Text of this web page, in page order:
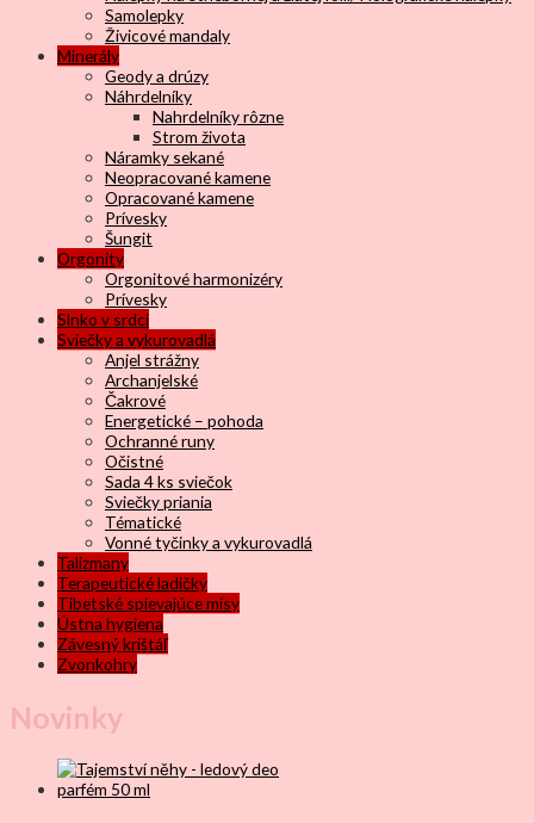
Samolepky
Živicové mandaly
Minerály
Geody a drúzy
Náhrdelníky
Nahrdelníky rôzne
Strom života
Náramky sekané
Neopracované kamene
Opracované kamene
Prívesky
Šungit
Orgonity
Orgonitové harmonizéry
Prívesky
Slnko v srdci
Sviečky a vykurovadlá
Anjel strážny
Archanjelské
Čakrové
Energetické – pohoda
Ochranné runy
Očistné
Sada 4 ks sviečok
Sviečky priania
Tématické
Vonné tyčinky a vykurovadlá
Talizmany
Terapeutické ladičky
Tibetské spievajúce misy
Ústna hygiena
Závesný krištáľ
Zvonkohry
Novinky